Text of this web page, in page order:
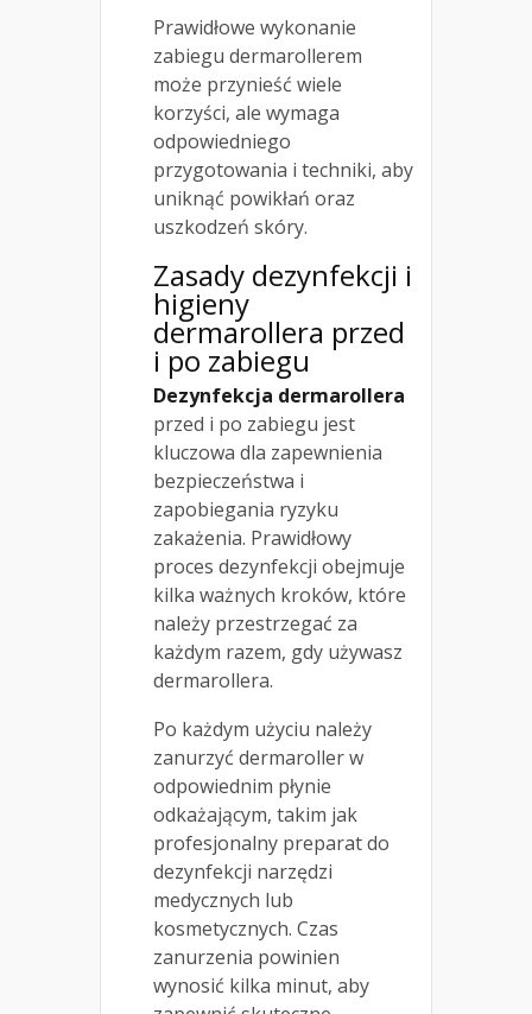
Prawidłowe wykonanie
zabiegu dermarollerem
może przynieść wiele
korzyści, ale wymaga
odpowiedniego
przygotowania i techniki, aby
uniknąć powikłań oraz
uszkodzeń skóry.
Zasady dezynfekcji i
higieny
dermarollera przed
i po zabiegu
Dezynfekcja dermarollera
przed i po zabiegu jest
kluczowa dla zapewnienia
bezpieczeństwa i
zapobiegania ryzyku
zakażenia. Prawidłowy
proces dezynfekcji obejmuje
kilka ważnych kroków, które
należy przestrzegać za
każdym razem, gdy używasz
dermarollera.
Po każdym użyciu należy
zanurzyć dermaroller w
odpowiednim płynie
odkażającym, takim jak
profesjonalny preparat do
dezynfekcji narzędzi
medycznych lub
kosmetycznych. Czas
zanurzenia powinien
wynosić kilka minut, aby